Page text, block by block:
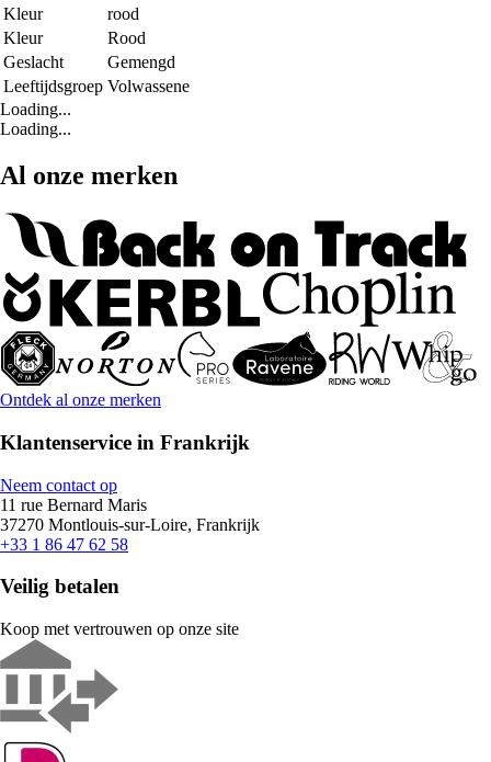
Kleur
rood
Kleur
Rood
Geslacht
Gemengd
Leeftijdsgroep Volwassene
Loading...
Loading...
Al onze merken
Ontdek al onze merken
Klantenservice in Frankrijk
Neem contact op
11 rue Bernard Maris
37270 Montlouis-sur-Loire, Frankrijk
+33 1 86 47 62 58
Veilig betalen
Koop met vertrouwen op onze site